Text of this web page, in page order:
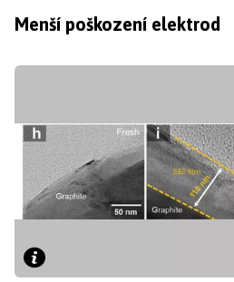
Menší poškození elektrod